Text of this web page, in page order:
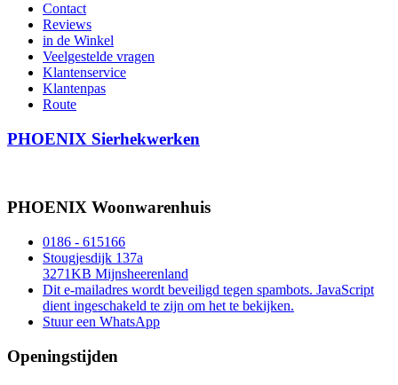
Contact
Reviews
in de Winkel
Veelgestelde vragen
Klantenservice
Klantenpas
Route
PHOENIX Sierhekwerken
PHOENIX Woonwarenhuis
0186 - 615166
Stougjesdijk 137a
3271KB Mijnsheerenland
Dit e-mailadres wordt beveiligd tegen spambots. JavaScript
dient ingeschakeld te zijn om het te bekijken.
Stuur een WhatsApp
Openingstijden